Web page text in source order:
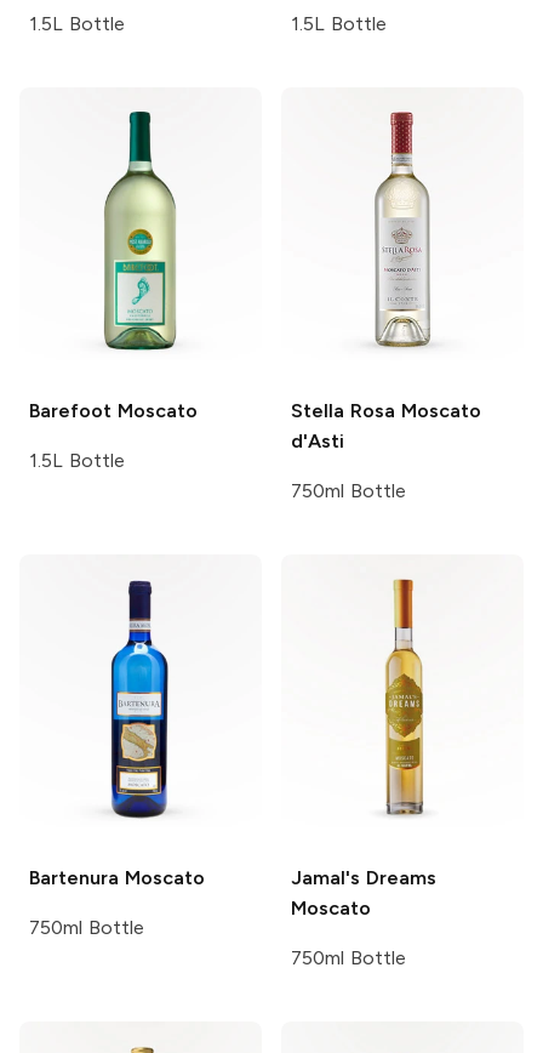
1.5L Bottle 1.5L Bottle
Barefoot Moscato
1.5L Bottle
Stella Rosa Moscato
d'Asti
750ml Bottle
Bartenura Moscato
750ml Bottle
Jamal's Dreams
Moscato
750ml Bottle